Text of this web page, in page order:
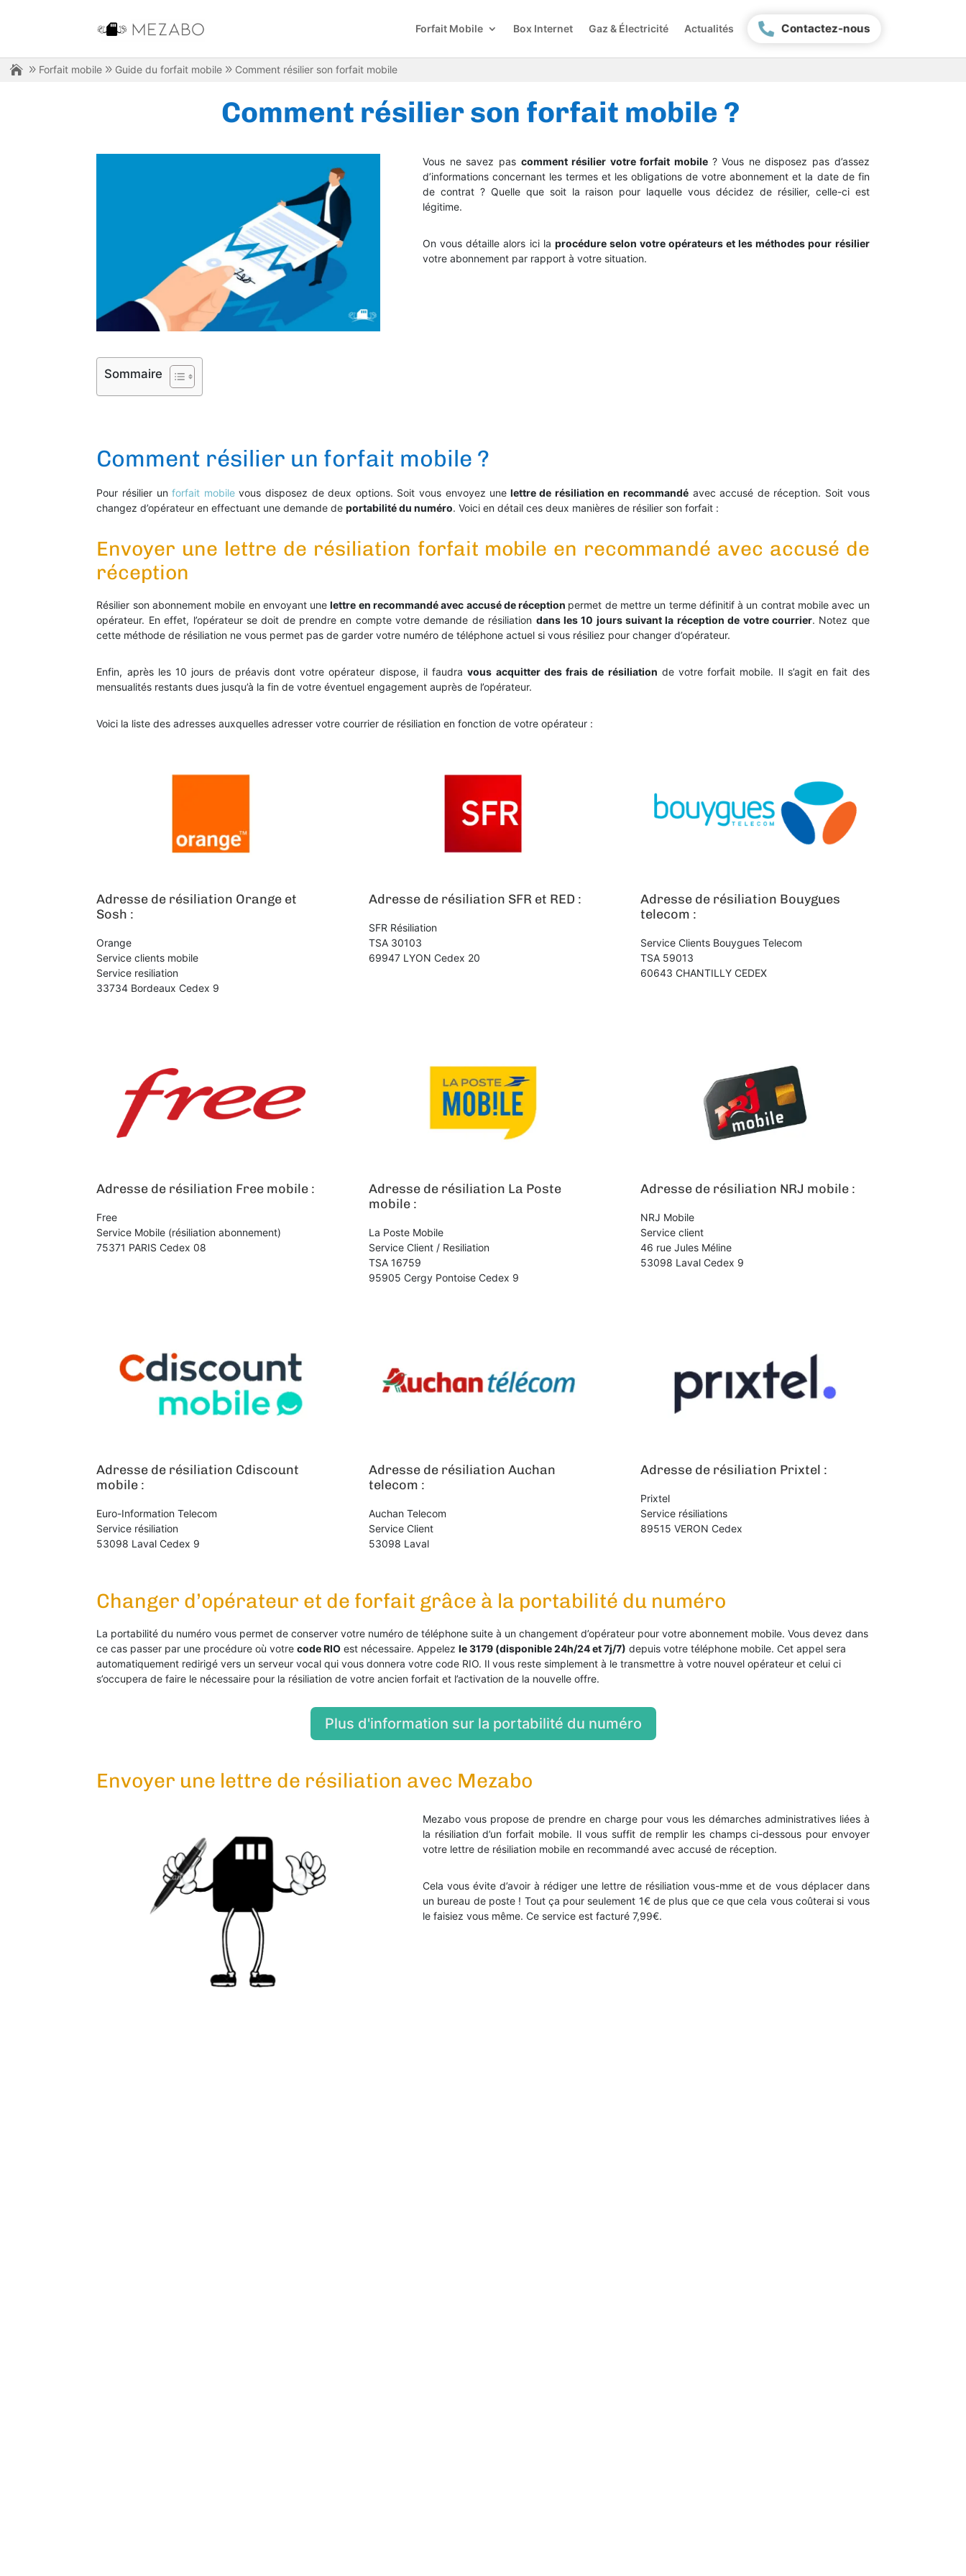
Forfait Mobile Box Internet Gaz & Électricité Actualités Contactez-nous
Forfait mobile Guide du forfait mobile Comment résilier son forfait mobile
Comment résilier son forfait mobile ?
Vous ne savez pas comment résilier votre forfait mobile ? Vous ne disposez pas d’assez
d’informations concernant les termes et les obligations de votre abonnement et la date de fin
de contrat ? Quelle que soit la raison pour laquelle vous décidez de résilier, celle-ci est
légitime.
On vous détaille alors ici la procédure selon votre opérateurs et les méthodes pour résilier
votre abonnement par rapport à votre situation.
Sommaire
Comment résilier un forfait mobile ?
Pour résilier unforfait mobilevous disposez de deux options. Soit vous envoyez une lettre de résiliation en recommandé avec accusé de réception. Soit vous
changez d’opérateur en effectuant une demande deportabilité du numéro. Voici en détail ces deux manières de résilier son forfait :
Envoyer une lettre de résiliation forfait mobile en recommandé avec accusé de
réception
Résilier son abonnement mobile en envoyant unelettre en recommandé avec accusé de réception permet de mettre un terme définitif à un contrat mobile avec un
opérateur. En effet, l’opérateur se doit de prendre en compte votre demande de résiliation dans les 10 jours suivant la réception de votre courrier. Notez que
cette méthode de résiliation ne vous permet pas de garder votre numéro de téléphone actuel si vous résiliez pour changer d’opérateur.
Enfin, après les 10 jours de préavis dont votre opérateur dispose, il faudravous acquitter des frais de résiliation de votre forfait mobile. Il s’agit en fait des
mensualités restants dues jusqu’à la fin de votre éventuel engagement auprès de l’opérateur.
Voici la liste des adresses auxquelles adresser votre courrier de résiliation en fonction de votre opérateur :
Adresse de résiliation Orange et
Sosh :
Orange
Service clients mobile
Service resiliation
33734 Bordeaux Cedex 9
Adresse de résiliation SFR et RED :
SFR Résiliation
TSA 30103
69947 LYON Cedex 20
Adresse de résiliation Bouygues
telecom :
Service Clients Bouygues Telecom
TSA 59013
60643 CHANTILLY CEDEX
Adresse de résiliation Free mobile :
Free
Service Mobile (résiliation abonnement)
75371 PARIS Cedex 08
Adresse de résiliation La Poste
mobile :
La Poste Mobile
Service Client / Resiliation
TSA 16759
95905 Cergy Pontoise Cedex 9
Adresse de résiliation NRJ mobile :
NRJ Mobile
Service client
46 rue Jules Méline
53098 Laval Cedex 9
Adresse de résiliation Cdiscount
mobile :
Euro-Information Telecom
Service résiliation
53098 Laval Cedex 9
Adresse de résiliation Auchan
telecom :
Auchan Telecom
Service Client
53098 Laval
Adresse de résiliation Prixtel :
Prixtel
Service résiliations
89515 VERON Cedex
Changer d’opérateur et de forfait grâce à la portabilité du numéro
La portabilité du numéro vous permet de conserver votre numéro de téléphone suite à un changement d’opérateur pour votre abonnement mobile. Vous devez dans
ce cas passer par une procédure où votrecode RIO est nécessaire. Appelezle 3179 (disponible 24h/24 et 7j/7) depuis votre téléphone mobile. Cet appel sera
automatiquement redirigé vers un serveur vocal qui vous donnera votre code RIO. Il vous reste simplement à le transmettre à votre nouvel opérateur et celui ci
s’occupera de faire le nécessaire pour la résiliation de votre ancien forfait et l’activation de la nouvelle offre.
Plus d'information sur la portabilité du numéro
Envoyer une lettre de résiliation avec Mezabo
Mezabo vous propose de prendre en charge pour vous les démarches administratives liées à
la résiliation d’un forfait mobile. Il vous suffit de remplir les champs ci-dessous pour envoyer
votre lettre de résiliation mobile en recommandé avec accusé de réception.
Cela vous évite d’avoir à rédiger une lettre de résiliation vous-mme et de vous déplacer dans
un bureau de poste ! Tout ça pour seulement 1€ de plus que ce que cela vous coûterai si vous
le faisiez vous même. Ce service est facturé 7,99€.